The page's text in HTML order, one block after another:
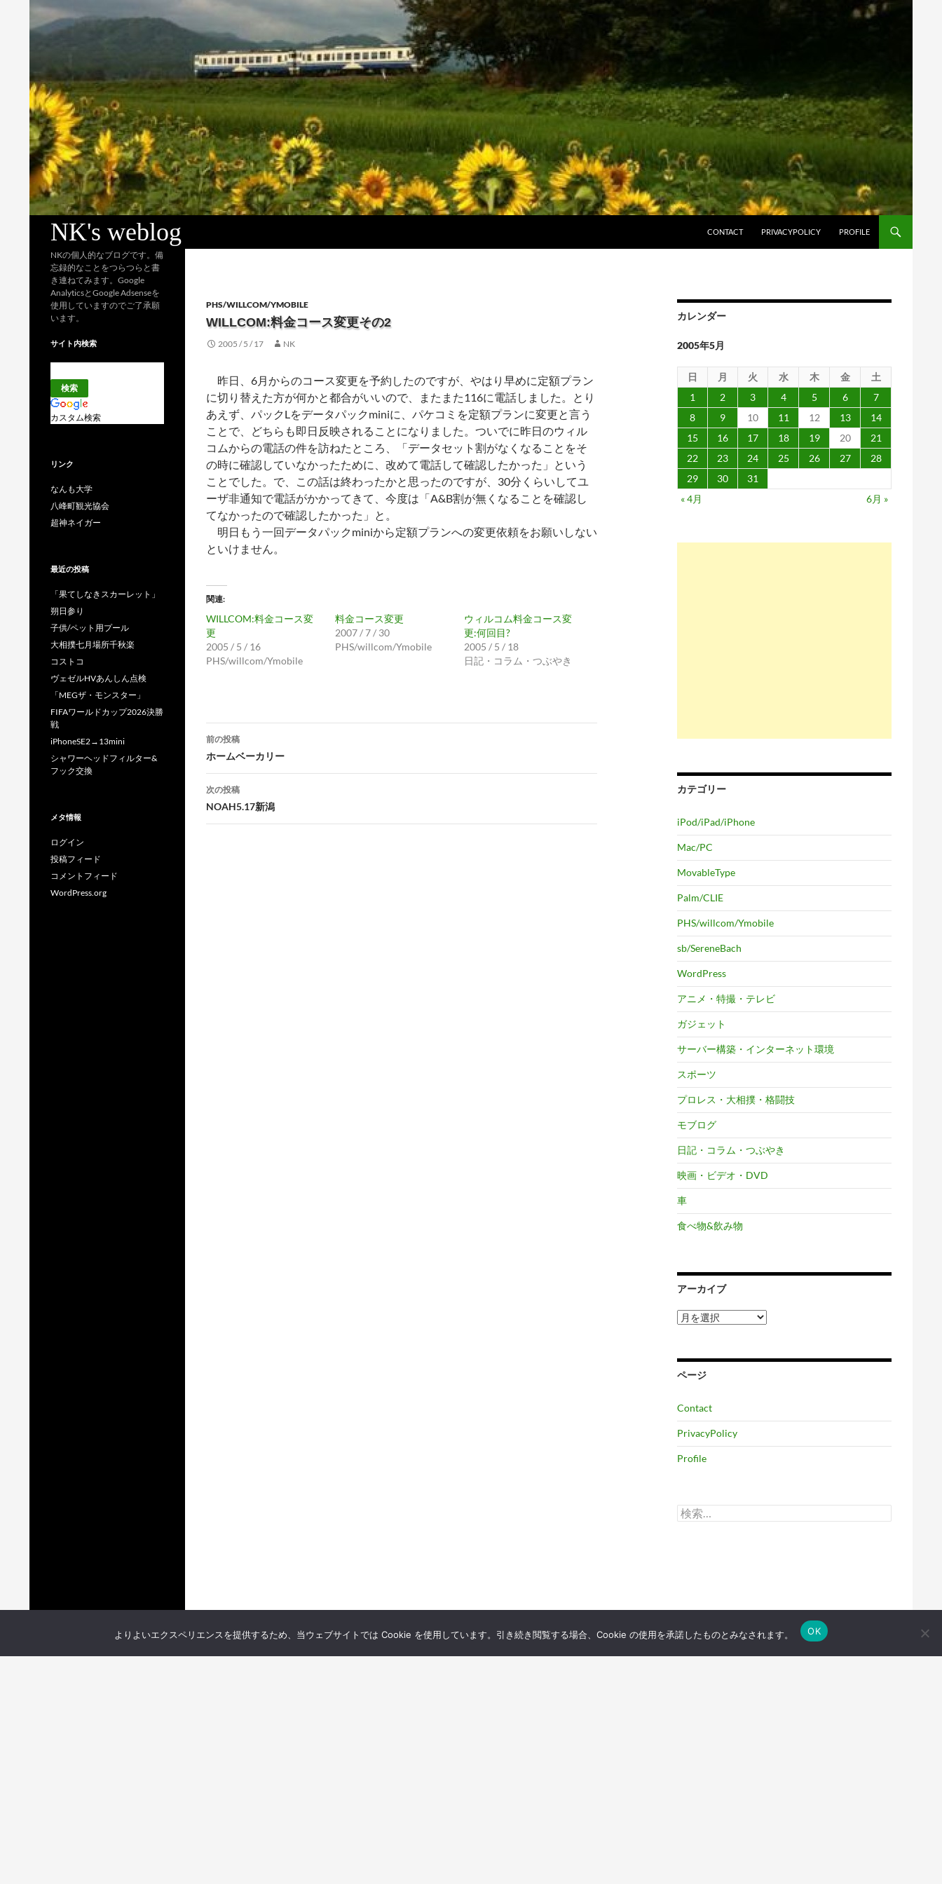
NK's weblog
CONTACT
PRIVACYPOLICY PROFILE
PHS/WILLCOM/YMOBILE
WILLCOM:料金コース変更その2
2005 / 5 / 17 NK
昨日、6月からのコース変更を予約したのですが、やはり早めに定額プラン
に切り替えた方が何かと都合がいいので、またまた116に電話しました。とり
あえず、パックLをデータパックminiに、パケコミを定額プランに変更と言う
ことで、どちらも即日反映されることになりました。ついでに昨日のウィル
コムからの電話の件を訪ねたところ、「データセット割がなくなることをそ
の時に確認していなかったために、改めて電話して確認したかった」という
ことでした。で、この話は終わったかと思ったのですが、30分くらいしてユ
ーザ非通知で電話がかかってきて、今度は「A&B割が無くなることを確認し
てなかったので確認したかった」と。
明日もう一回データパックminiから定額プランへの変更依頼をお願いしない
といけません。
関連
WILLCOM:料金コース変
更
2005 / 5 / 16
PHS/willcom/Ymobile
料金コース変更
2007 / 7 / 30
PHS/willcom/Ymobile
ウィルコム料金コース変
更:何回目?
2005 / 5 / 18
日記・コラム・つぶやき
投
稿
ナ
ビ
ゲ
前の投稿
ホームベーカリー
次の投稿
NOAH5.17新潟
カレンダー
2005年5月
日 月 火 水 木 金
土
1
2 3 4 5 6
7
8
9 10 11 12 13
14
15
16 17 18 19 20
21
22
23 24 25 26 27
28
29
30
31
« 4月
6月 »
カテゴリー
iPod/iPad/iPhone
Mac/PC
MovableType
Palm/CLIE
PHS/willcom/Ymobile
sb/SereneBach
WordPress
アニメ・特撮・テレビ
ガジェット
サーバー構築・インターネット環境
スポーツ
プロレス・大相撲・格闘技
モブログ
日記・コラム・つぶやき
映画・ビデオ・DVD
車
食べ物&飲み物
アーカイブ
ア
ー
ブ
ページ
Contact
PrivacyPolicy
Profile
検
索:
NKの個人的なブログです。備
忘録的なことをつらつらと書
き連ねてみます。Google
AnalyticsとGoogle Adsenseを
使用していますのでご了承願
います。
サイト内検索
カスタム検索
リンク
なんも大学
八峰町観光協会
超神ネイガー
最近の投稿
「果てしなきスカーレット」
朔日参り
子供/ペット用プール
大相撲七月場所千秋楽
コストコ
ヴェゼルHVあんしん点検
「MEGザ・モンスター」
FIFAワールドカップ2026決勝
戦
iPhoneSE2→13mini
シャワーヘッドフィルター&
フック交換
メタ情報
ログイン
投稿フィード
コメントフィード
WordPress.org
よりよいエクスペリエンスを提供するため、当ウェブサイトでは Cookie を使用しています。引き続き閲覧する場合、Cookie の使用を承諾したものとみなされます。 OK